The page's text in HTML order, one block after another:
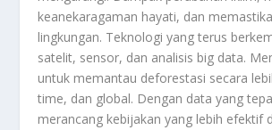
keanekaragaman hayati, dan
lingkungan. Teknologi yang terus
satelit, sensor, dan analisis big data.
untuk memantau deforestasi secara
time, dan global. Dengan data yang
merancang kebijakan yang lebih efektif